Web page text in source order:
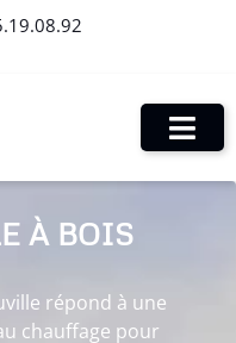
À BOIS
répond à une
chauffage pour